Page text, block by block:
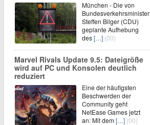
München - Die von
Bundesverkehrsminister
Steffen Bilger (CDU)
geplante Aufhebung
des[…] (00)
Marvel Rivals Update 9.5: Dateigröße
wird auf PC und Konsolen deutlich
reduziert
Eine der häufigsten
Beschwerden der
Community geht
NetEase Games jetzt
an: Mit dem[…] (00)